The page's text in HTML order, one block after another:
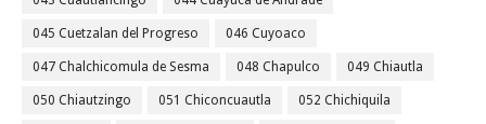
045 Cuetzalan del Progreso 046 Cuyoaco
047 Chalchicomula de Sesma 048 Chapulco 049 Chiautla
050 Chiautzingo 051 Chiconcuautla 052 Chichiquila